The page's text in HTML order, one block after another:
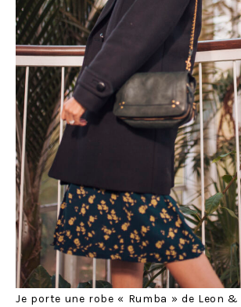
Je porte une robe « Rumba » de Leon